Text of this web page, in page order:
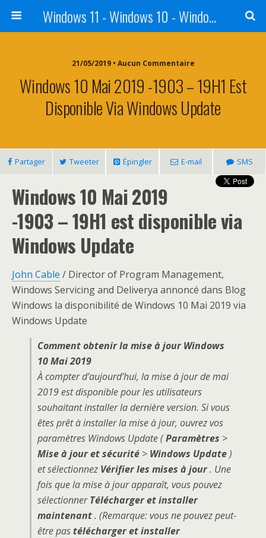
Windows 11 - Windows 10 - Windows 8 - Windows 7 - VISTA
21/05/2019 • Aucun Commentaire
Windows 10 Mai 2019 -1903 – 19H1 Est
Disponible Via Windows Update
Partager Tweeter Épingler E-mail SMS
Windows 10 Mai 2019
-1903 – 19H1 est disponible via
Windows Update
John Cable / Director of Program Management,
Windows Servicing and Deliverya annoncé dans Blog
Windows la disponibilité de Windows 10 Mai 2019 via
Windows Update
Comment obtenir la mise à jour Windows
10 Mai 2019
À compter d’aujourd’hui, la mise à jour de mai
2019 est disponible pour les utilisateurs
souhaitant installer la dernière version. Si vous
êtes prêt à installer la mise à jour, ouvrez vos
paramètres Windows Update (Paramètres >
Mise à jour et sécurité > Windows Update)
et sélectionnez Vérifier les mises à jour. Une
fois que la mise à jour apparaît, vous pouvez
sélectionnerTélécharger et installer
maintenant. (Remarque: vous ne pouvez peut-
être pastélécharger et installer